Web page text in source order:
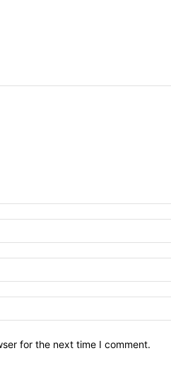
for the next time I comment.